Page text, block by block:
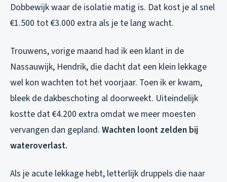
Dobbewijk waar de isolatie matig is. Dat kost je al snel
€1.500 tot €3.000 extra als je te lang wacht.
Trouwens, vorige maand had ik een klant in de
Nassauwijk, Hendrik, die dacht dat een klein lekkage
wel kon wachten tot het voorjaar. Toen ik er kwam,
bleek de dakbeschoting al doorweekt. Uiteindelijk
kostte dat €4.200 extra omdat we meer moesten
vervangen dan gepland. Wachten loont zelden bij
wateroverlast.
Als je acute lekkage hebt, letterlijk druppels die naar